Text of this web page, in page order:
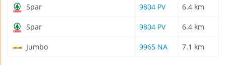
Spar 9804 PV 6.4 km
Spar 9804 PV 6.4 km
Jumbo 9965 NA 7.1 km